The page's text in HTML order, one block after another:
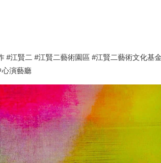
#江賢二 #江賢二藝術園區 #江賢二藝術文化基
演藝廳